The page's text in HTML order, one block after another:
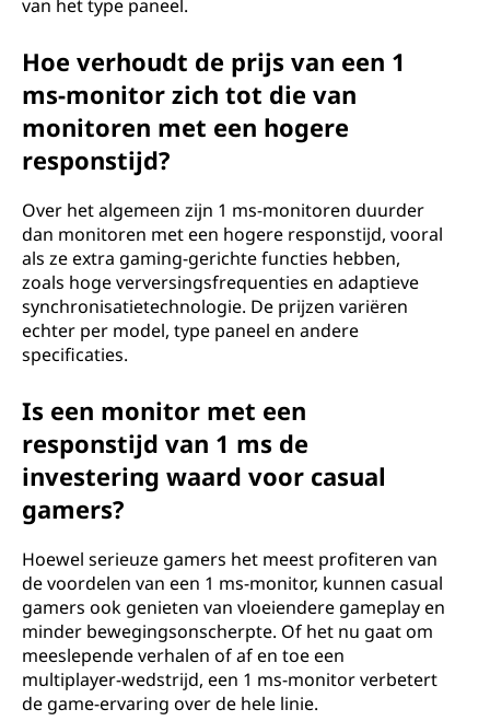
van het type paneel.
Hoe verhoudt de prijs van een 1
ms-monitor zich tot die van
monitoren met een hogere
responstijd?
Over het algemeen zijn 1 ms-monitoren duurder
dan monitoren met een hogere responstijd, vooral
als ze extra gaming-gerichte functies hebben,
zoals hoge verversingsfrequenties en adaptieve
synchronisatietechnologie. De prijzen variëren
echter per model, type paneel en andere
specificaties.
Is een monitor met een
responstijd van 1 ms de
investering waard voor casual
gamers?
Hoewel serieuze gamers het meest profiteren van
de voordelen van een 1 ms-monitor, kunnen casual
gamers ook genieten van vloeiendere gameplay en
minder bewegingsonscherpte. Of het nu gaat om
meeslepende verhalen of af en toe een
multiplayer-wedstrijd, een 1 ms-monitor verbetert
de game-ervaring over de hele linie.